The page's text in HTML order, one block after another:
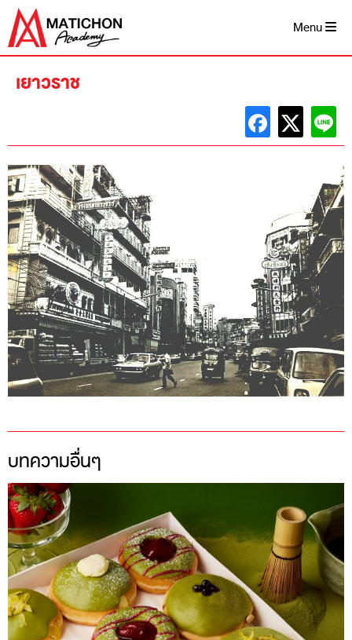
Skip
content
Menu
เยาวราช
บทความอื่นๆ